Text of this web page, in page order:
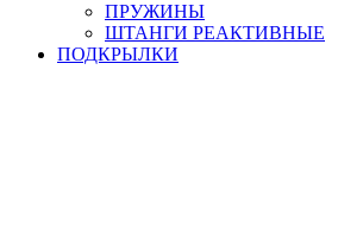
ПРУЖИНЫ
ШТАНГИ РЕАКТИВНЫЕ
ПОДКРЫЛКИ